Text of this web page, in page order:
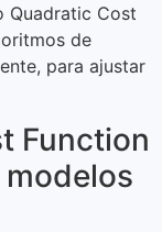
Quadratic Cost
de
para ajustar
Function